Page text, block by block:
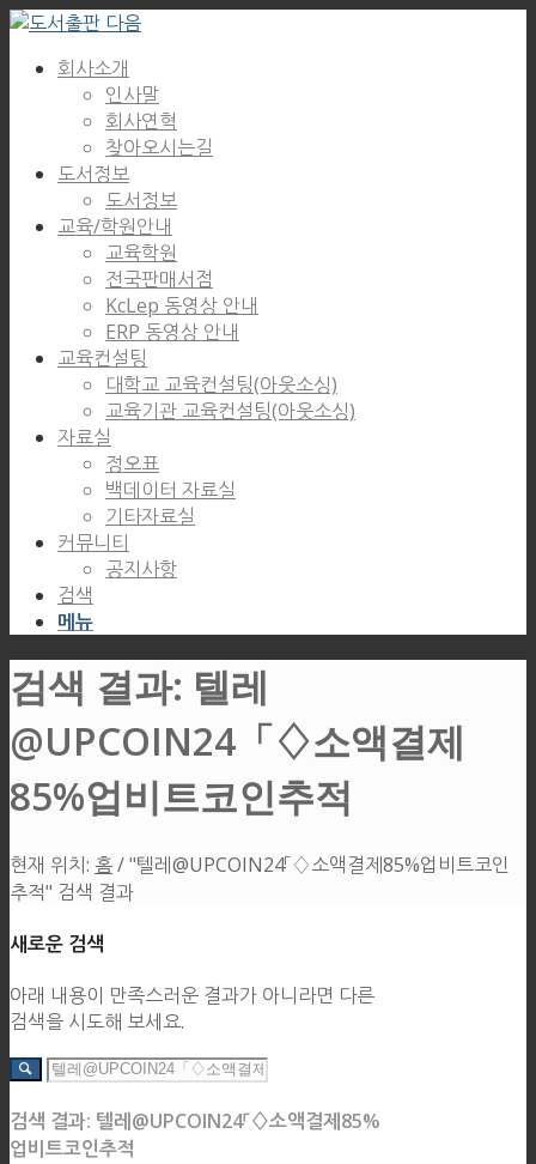
회사소개
인사말
회사연혁
찾아오시는길
도서정보
도서정보
교육/학원안내
교육학원
전국판매서점
KcLep 동영상 안내
ERP 동영상 안내
교육컨설팅
대학교 교육컨설팅(아웃소싱)
교육기관 교육컨설팅(아웃소싱)
자료실
정오표
백데이터 자료실
기타자료실
커뮤니티
공지사항
검색
메뉴
검색 결과: 텔레
@UPCOIN24「♢소액결제
85%업비트코인추적
현재 위치: 홈/"텔레@UPCOIN24「♢소액결제85%업비트코인
추적" 검색 결과
새로운 검색
아래 내용이 만족스러운 결과가 아니라면 다른
검색을 시도해 보세요.
검색 결과: 텔레@UPCOIN24「♢소액결제85%
업비트코인추적